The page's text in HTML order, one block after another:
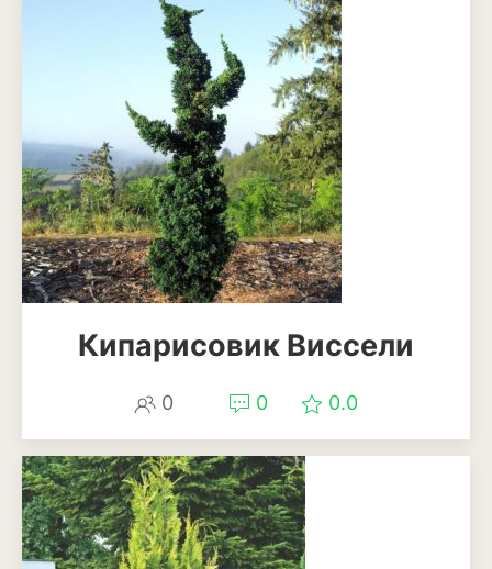
Кипарисовик Виссели
0 0 0.0